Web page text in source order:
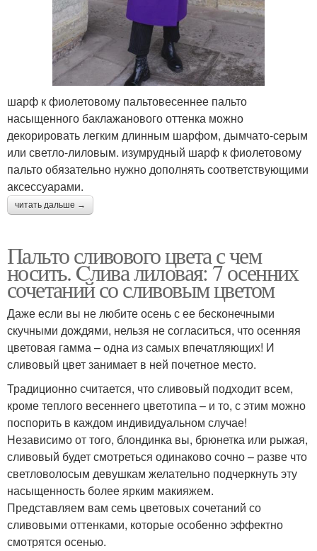
шарф к фиолетовому пальтовесеннее пальто
насыщенного баклажанового оттенка можно
декорировать легким длинным шарфом, дымчато-серым
или светло-лиловым. изумрудный шарф к фиолетовому
пальто обязательно нужно дополнять соответствующими
аксессуарами.
читать дальше →
Пальто сливового цвета с чем
носить. Cлива лиловая: 7 осенних
сочетаний со сливовым цветом
Даже если вы не любите осень с ее бесконечными
скучными дождями, нельзя не согласиться, что осенняя
цветовая гамма – одна из самых впечатляющих! И
сливовый цвет занимает в ней почетное место.
Традиционно считается, что сливовый подходит всем,
кроме теплого весеннего цветотипа – и то, с этим можно
поспорить в каждом индивидуальном случае!
Независимо от того, блондинка вы, брюнетка или рыжая,
сливовый будет смотреться одинаково сочно – разве что
светловолосым девушкам желательно подчеркнуть эту
насыщенность более ярким макияжем.
Представляем вам семь цветовых сочетаний со
сливовыми оттенками, которые особенно эффектно
смотрятся осенью.